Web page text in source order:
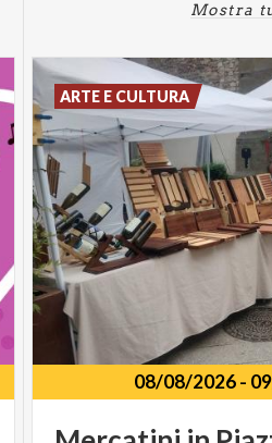
Mostra
08/08/2026-
ARTE E CULTURA